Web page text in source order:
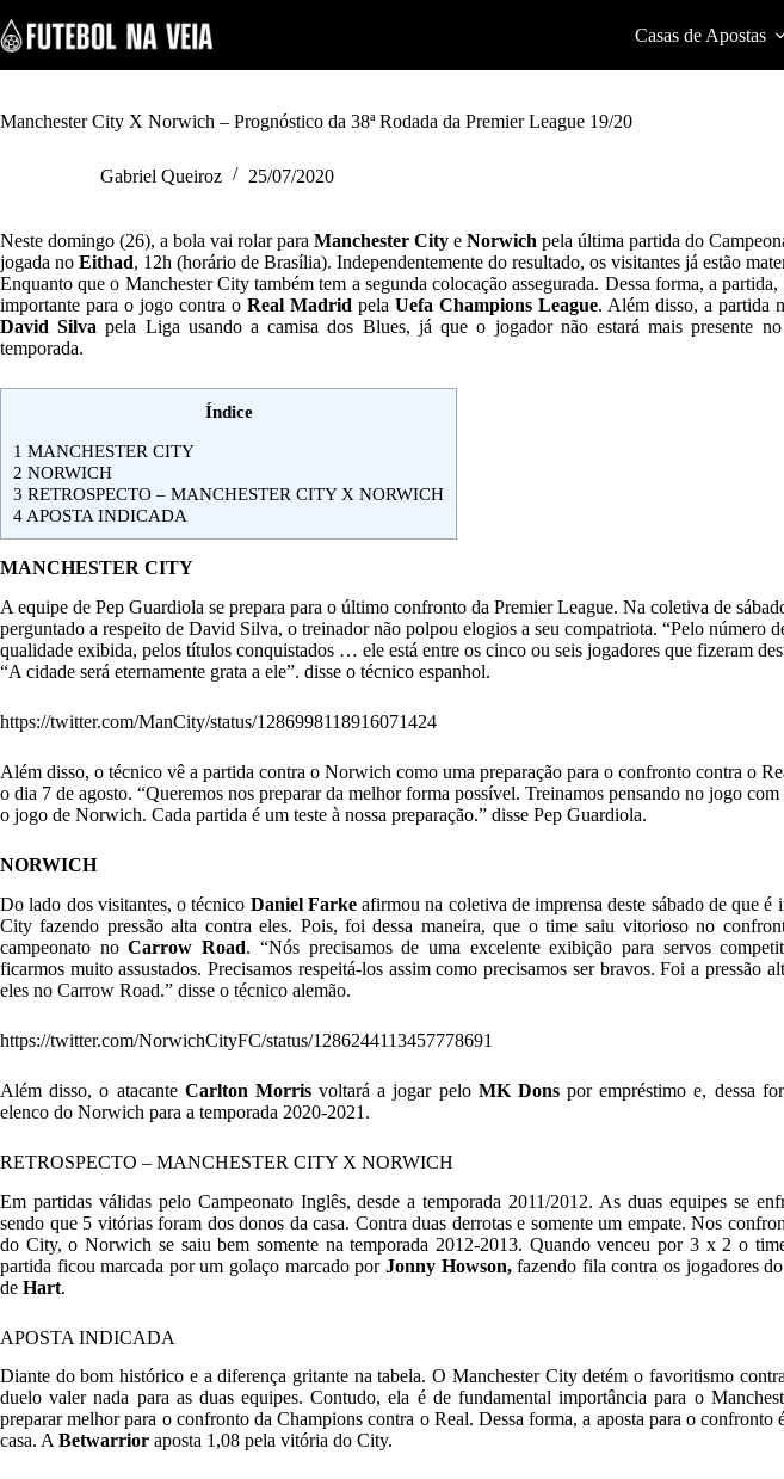
k
i
p
o
n
t
Casas de Apostas
Manchester City X Norwich – Prognóstico da 38ª Rodada da Premier League 19/20
Gabriel Queiroz 25/07/2020
Neste domingo (26), a bola vai rolar paraManchester City eNorwich pela última partida do
jogada no Eithad, 12h (horário de Brasília). Independentemente do resultado, os visitantes já estão
Enquanto que o Manchester City também tem a segunda colocação assegurada. Dessa forma, a partida,
importante para o jogo contra o Real Madrid pela Uefa Champions League. Além disso, a partida
David Silva pela Liga usando a camisa dos Blues, já que o jogador não estará mais presente
temporada.
Índice
1 MANCHESTER CITY
2 NORWICH
3 RETROSPECTO – MANCHESTER CITY X NORWICH
4 APOSTA INDICADA
MANCHESTER CITY
A equipe de Pep Guardiola se prepara para o último confronto da Premier League. Na coletiva de
perguntado a respeito de David Silva, o treinador não polpou elogios a seu compatriota. “Pelo número
qualidade exibida, pelos títulos conquistados … ele está entre os cinco ou seis jogadores que fizeram
“A cidade será eternamente grata a ele”. disse o técnico espanhol.
https://twitter.com/ManCity/status/1286998118916071424
Além disso, o técnico vê a partida contra o Norwich como uma preparação para o confronto contra o
o dia 7 de agosto. “Queremos nos preparar da melhor forma possível. Treinamos pensando no jogo
o jogo de Norwich. Cada partida é um teste à nossa preparação.” disse Pep Guardiola.
NORWICH
Do lado dos visitantes, o técnico Daniel Farkeafirmou na coletiva de imprensa deste sábado de que é
City fazendo pressão alta contra eles. Pois, foi dessa maneira, que o time saiu vitorioso no
campeonato noCarrow Road. “Nós precisamos de uma excelente exibição para servos
ficarmos muito assustados. Precisamos respeitá-los assim como precisamos ser bravos. Foi a pressão
eles no Carrow Road.” disse o técnico alemão.
https://twitter.com/NorwichCityFC/status/1286244113457778691
Além disso, o atacante Carlton Morrisvoltará a jogar peloMK Donspor empréstimo e, dessa
elenco do Norwich para a temporada 2020-2021.
RETROSPECTO – MANCHESTER CITY X NORWICH
Em partidas válidas pelo Campeonato Inglês, desde a temporada 2011/2012. As duas equipes se
sendo que 5 vitórias foram dos donos da casa. Contra duas derrotas e somente um empate. Nos
do City, o Norwich se saiu bem somente na temporada 2012-2013. Quando venceu por 3 x 2 o
partida ficou marcada por um golaço marcado por Jonny Howson,fazendo fila contra os jogadores
de Hart.
APOSTA INDICADA
Diante do bom histórico e a diferença gritante na tabela. O Manchester City detém o favoritismo
duelo valer nada para as duas equipes. Contudo, ela é de fundamental importância para o
preparar melhor para o confronto da Champions contra o Real. Dessa forma, a aposta para o confronto
casa. A Betwarrior aposta 1,08 pela vitória do City.